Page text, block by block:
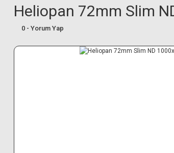
Heliopan 72mm Slim
0 - Yorum Yap